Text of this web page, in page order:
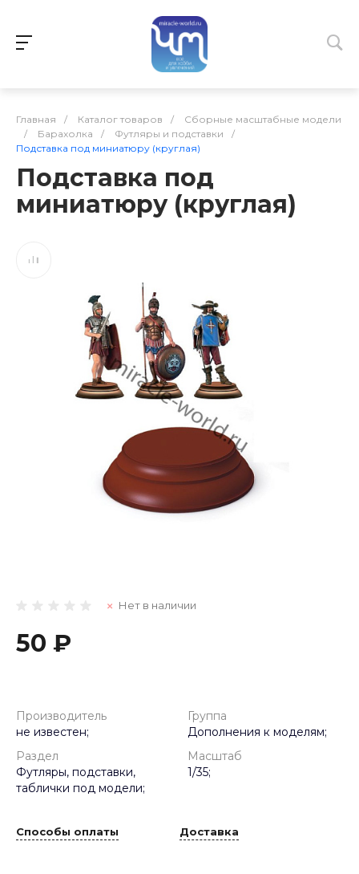
Главная / Каталог товаров /
Сборные масштабные модели
/
Барахолка / Футляры и подставки
/
Подставка под миниатюру (круглая)
Подставка под
миниатюру (круглая)
Нет в наличии
50 ₽
Производитель
не известен;
Группа
Дополнения к моделям;
Раздел
Футляры, подставки,
таблички под модели;
Масштаб
1/35;
Способы оплаты Доставка